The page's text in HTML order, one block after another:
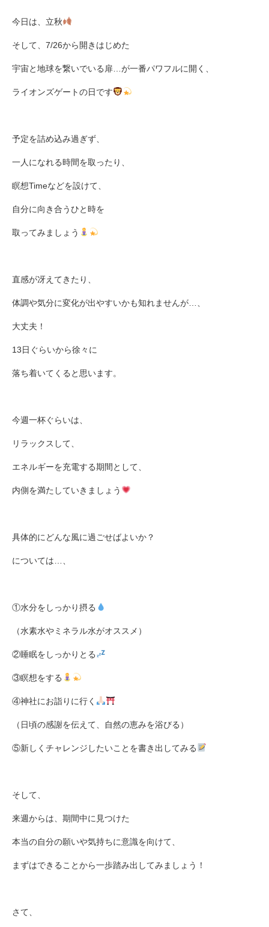
今日は、立秋
そして、 7/26から開きはじめた
宇宙と地球を繋いでいる扉 が一番パワフルに開く、
ライオンズゲートの日です
予定を詰め込み過ぎず、
一人になれる時間を取ったり、
瞑想Timeなどを設けて、
自分に向き合うひと時を
取ってみましょう
直感が冴えてきたり、
体調や気分に変化が出やすいかも知れませんが
大丈夫！
13日ぐらいから徐々に
落ち着いてくると思います。
今週一杯ぐらいは、
リラックスして、
エネルギーを充電する期間として、
内側を満たしていきましょう
具体的にどんな風に過ごせばよいか？
については
①水分をしっかり摂る
（水素水やミネラル水がオススメ）
②睡眠をしっかりとる
③瞑想をする
④神社にお詣りに行く
（日頃の感謝を伝えて、自然の恵みを浴びる）
⑤新しくチャレンジしたいことを書き出してみる
そして、
来週からは、期間中に見つけた
本当の自分の願いや気持ちに意識を向けて、
まずはできることから一歩踏み出してみましょう！
さて、